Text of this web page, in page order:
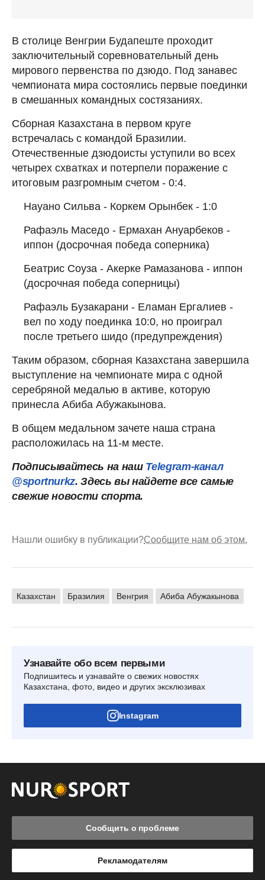
В столице Венгрии Будапеште проходит
заключительный соревновательный день
мирового первенства по дзюдо. Под занавес
чемпионата мира состоялись первые поединки
в смешанных командных состязаниях.
Сборная Казахстана в первом круге
встречалась с командой Бразилии.
Отечественные дзюдоисты уступили во всех
четырех схватках и потерпели поражение с
итоговым разгромным счетом - 0:4.
Науано Сильва - Коркем Орынбек - 1:0
Рафаэль Маседо - Ермахан Ануарбеков -
иппон (досрочная победа соперника)
Беатрис Соуза - Акерке Рамазанова - иппон
(досрочная победа соперницы)
Рафаэль Бузакарани - Еламан Ергалиев -
вел по ходу поединка 10:0, но проиграл
после третьего шидо (предупреждения)
Таким образом, сборная Казахстана завершила
выступление на чемпионате мира с одной
серебряной медалью в активе, которую
принесла Абиба Абужакынова.
В общем медальном зачете наша страна
расположилась на 11-м месте.
Подписывайтесь на наш Telegram-канал
@sportnurkz. Здесь вы найдете все самые
свежие новости спорта.
Нашли ошибку в публикации?Сообщите нам об этом.
Казахстан Бразилия Венгрия Абиба Абужакынова
Узнавайте обо всем первыми
Подпишитесь и узнавайте о свежих новостях
Казахстана, фото, видео и других эксклюзивах
Instagram
Сообщить о проблеме
Рекламодателям